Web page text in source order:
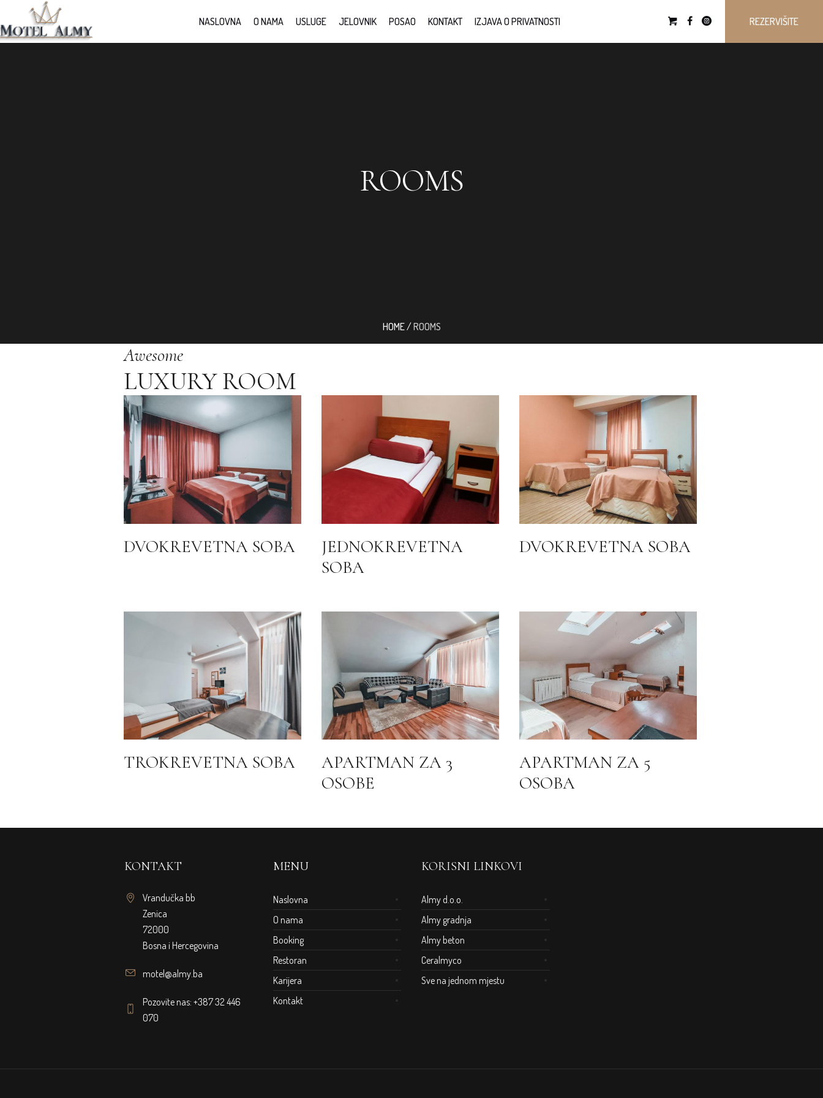
REZERVIŠITE
NASLOVNA O NAMA USLUGE JELOVNIK POSAO KONTAKT IZJAVA O PRIVATNOSTI
ROOMS
HOME/ROOMS
Awesome
LUXURY ROOM
DVOKREVETNA SOBA
JEDNOKREVETNA
SOBA
DVOKREVETNA SOBA
TROKREVETNA SOBA
APARTMAN ZA 3
OSOBE
APARTMAN ZA 5
OSOBA
KONTAKT
Vrandučka bb
Zenica
72000
Bosna i Hercegovina
motel@almy.ba
Pozovite nas: +387 32 446
070
MENU
Naslovna
O nama
Booking
Restoran
Karijera
Kontakt
KORISNI LINKOVI
Almy d.o.o.
Almy gradnja
Almy beton
Ceralmyco
Sve na jednom mjestu